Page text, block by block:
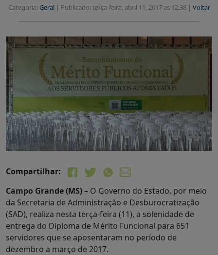
Categoria: Geral| Publicado: terça-feira, abril 11, 2017 as 12:38 | Voltar
Compartilhar:
Campo Grande (MS) – O Governo do Estado, por meio
da Secretaria de Administração e Desburocratização
(SAD), realiza nesta terça-feira (11), a solenidade de
entrega do Diploma de Mérito Funcional para 651
servidores que se aposentaram no período de
dezembro a março de 2017.